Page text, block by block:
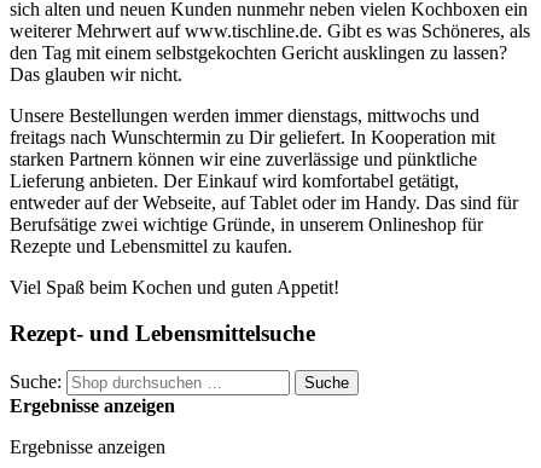
sich alten und neuen Kunden nunmehr neben vielen Kochboxen ein
weiterer Mehrwert auf www.tischline.de. Gibt es was Schöneres, als
den Tag mit einem selbstgekochten Gericht ausklingen zu lassen?
Das glauben wir nicht.
Unsere Bestellungen werden immer dienstags, mittwochs und
freitags nach Wunschtermin zu Dir geliefert. In Kooperation mit
starken Partnern können wir eine zuverlässige und pünktliche
Lieferung anbieten. Der Einkauf wird komfortabel getätigt,
entweder auf der Webseite, auf Tablet oder im Handy. Das sind für
Berufsätige zwei wichtige Gründe, in unserem Onlineshop für
Rezepte und Lebensmittel zu kaufen.
Viel Spaß beim Kochen und guten Appetit!
Rezept- und Lebensmittelsuche
Suche: Suche
Ergebnisse anzeigen
Ergebnisse anzeigen